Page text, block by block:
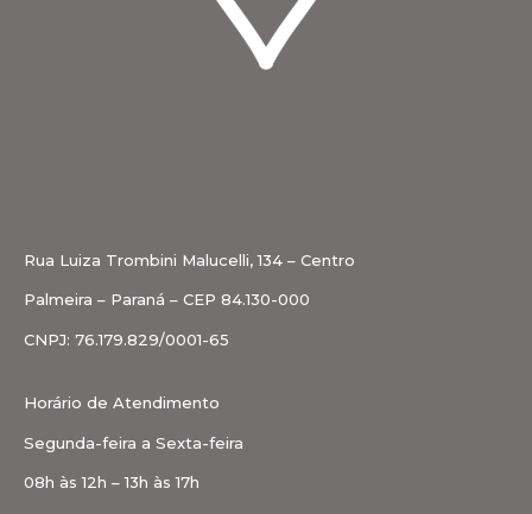
Rua Luiza Trombini Malucelli, 134 – Centro
Palmeira – Paraná – CEP 84.130-000
CNPJ: 76.179.829/0001-65
Horário de Atendimento
Segunda-feira a Sexta-feira
08h às 12h – 13h às 17h